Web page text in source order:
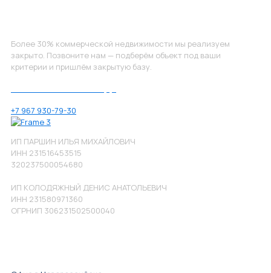
Более 30% коммерческой недвижимости мы реализуем
закрыто. Позвоните нам — подберём объект под ваши
критерии и пришлём закрытую базу.
+7 967 930-79-30
ИП ПАРШИН ИЛЬЯ МИХАЙЛОВИЧ
ИНН 231516453515
320237500054680
ИП КОЛОДЯЖНЫЙ ДЕНИС АНАТОЛЬЕВИЧ
ИНН 231580971360
ОГРНИП 306231502500040